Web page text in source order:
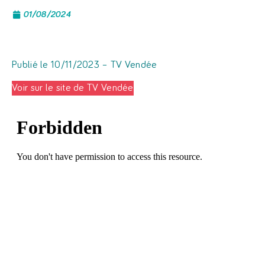
01/08/2024
Publié le 10/11/2023 – TV Vendée
Voir sur le site de TV Vendée